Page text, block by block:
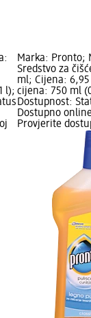
l);
Marka: Pronto;
Sredstvo za
ml; Cijena:
cijena: 750 ml
Dostupnost:
Dostupno
Provjerite